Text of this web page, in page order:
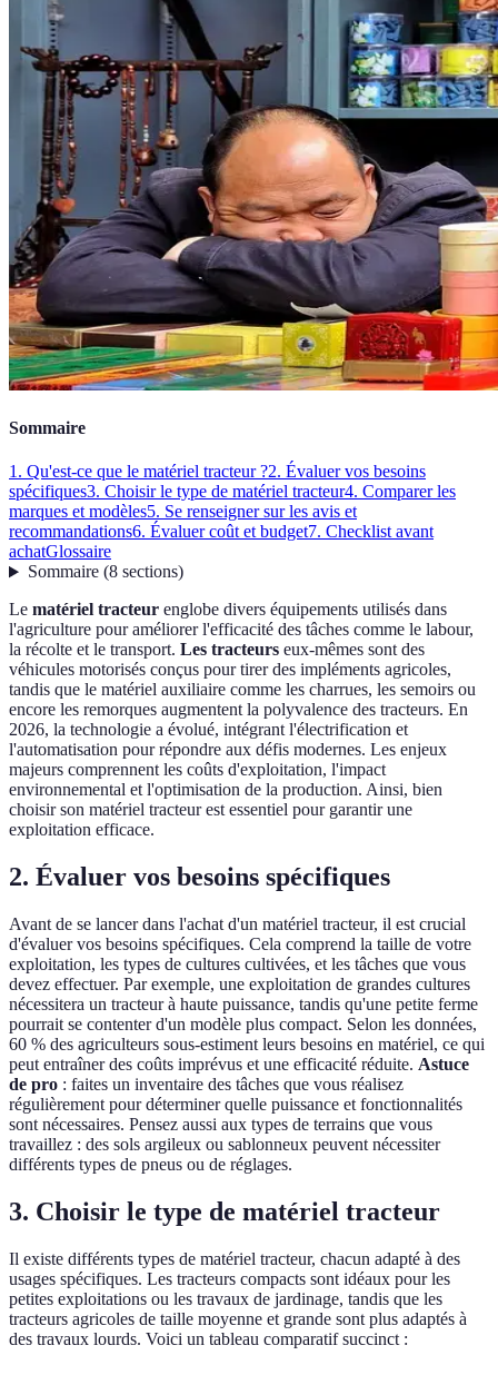
Sommaire
1. Qu'est-ce que le matériel tracteur ?2. Évaluer vos besoins
spécifiques3. Choisir le type de matériel tracteur4. Comparer les
marques et modèles5. Se renseigner sur les avis et
recommandations6. Évaluer coût et budget7. Checklist avant
achatGlossaire
Sommaire(8 sections)
Le matériel tracteur englobe divers équipements utilisés dans
l'agriculture pour améliorer l'efficacité des tâches comme le labour,
la récolte et le transport. Les tracteurs eux-mêmes sont des
véhicules motorisés conçus pour tirer des impléments agricoles,
tandis que le matériel auxiliaire comme les charrues, les semoirs ou
encore les remorques augmentent la polyvalence des tracteurs. En
2026, la technologie a évolué, intégrant l'électrification et
l'automatisation pour répondre aux défis modernes. Les enjeux
majeurs comprennent les coûts d'exploitation, l'impact
environnemental et l'optimisation de la production. Ainsi, bien
choisir son matériel tracteur est essentiel pour garantir une
exploitation efficace.
2. Évaluer vos besoins spécifiques
Avant de se lancer dans l'achat d'un matériel tracteur, il est crucial
d'évaluer vos besoins spécifiques. Cela comprend la taille de votre
exploitation, les types de cultures cultivées, et les tâches que vous
devez effectuer. Par exemple, une exploitation de grandes cultures
nécessitera un tracteur à haute puissance, tandis qu'une petite ferme
pourrait se contenter d'un modèle plus compact. Selon les données,
60 % des agriculteurs sous-estiment leurs besoins en matériel, ce qui
peut entraîner des coûts imprévus et une efficacité réduite. Astuce
de pro : faites un inventaire des tâches que vous réalisez
régulièrement pour déterminer quelle puissance et fonctionnalités
sont nécessaires. Pensez aussi aux types de terrains que vous
travaillez : des sols argileux ou sablonneux peuvent nécessiter
différents types de pneus ou de réglages.
3. Choisir le type de matériel tracteur
Il existe différents types de matériel tracteur, chacun adapté à des
usages spécifiques. Les tracteurs compacts sont idéaux pour les
petites exploitations ou les travaux de jardinage, tandis que les
tracteurs agricoles de taille moyenne et grande sont plus adaptés à
des travaux lourds. Voici un tableau comparatif succinct :